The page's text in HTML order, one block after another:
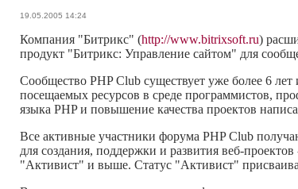
19.05.2005 14:24
Компания "Битрикс" (http://www.bitrixsoft.ru)
продукт "Битрикс: Управление сайтом" для
Сообщество PHP Club существует уже более 6
посещаемых ресурсов в среде программистов,
языка PHP и повышение качества проектов
Все активные участники форума PHP Club
для создания, поддержки и развития веб-
"Активист" и выше. Статус "Активист"